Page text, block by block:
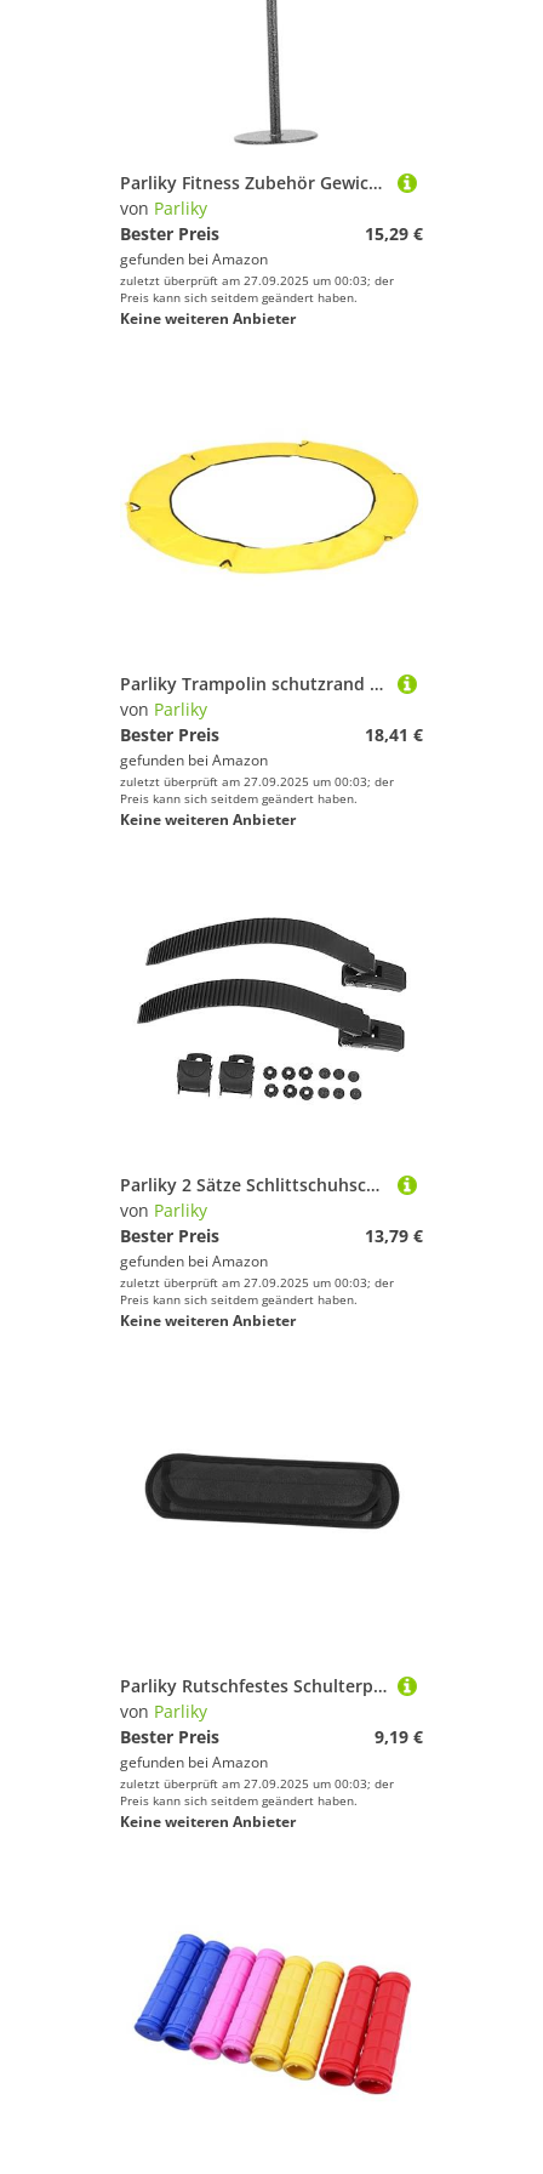
Schlafsäcke von Parliky
Messgeräte von Parliky
Matten & Kissen von Parliky
Protektoren von Parliky Netze von Parliky
Bälle von Parliky Brillen von Parliky
Lampen von Parliky Navigation von Parliky
Outdoor Funsport von Parliky
Kampfsportausrüstung von Parliky
Parliky Fitness Zubehör Gewichtsscheibenhalter Barbell Slice Halter Stahl Tragbar Krafttraining Ersatzteil für Muskelaufbau Zuhause
von Parliky
Bester Preis
15,29 €
gefunden bei Amazon
zuletzt überprüft am 27.09.2025 um 00:03; der
Preis kann sich seitdem geändert haben.
Keine weiteren Anbieter
Parliky Trampolin schutzrand Oxford Gewebe Robust Stoßdämpfend Trampolin Randabdeckung Ø Gelb Sicherheits pad Langlebig Komfortabel
von Parliky
Bester Preis
18,41 €
gefunden bei Amazon
zuletzt überprüft am 27.09.2025 um 00:03; der
Preis kann sich seitdem geändert haben.
Keine weiteren Anbieter
Parliky 2 Sätze Schlittschuhschnalle Gürtel Gestell Schnallen-Skate-Riemen Skateboard Schlittschuhriemen Schraubschnallen Für Schlittschuhe Verschlüsse Rollschnallen Skateschuh Plastik
von Parliky
Bester Preis
13,79 €
gefunden bei Amazon
zuletzt überprüft am 27.09.2025 um 00:03; der
Preis kann sich seitdem geändert haben.
Keine weiteren Anbieter
Parliky Rutschfestes Schulterpolster aus Oxford Material Abnehmbares Breites Polster für Gurt und Umhängetasche Druckentlastend für Schwere Rucksäcke und Gitarrengurte Komfortable
von Parliky
Bester Preis
9,19 €
gefunden bei Amazon
zuletzt überprüft am 27.09.2025 um 00:03; der
Preis kann sich seitdem geändert haben.
Keine weiteren Anbieter